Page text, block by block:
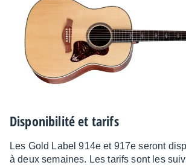
Dispo­ni­bi­lité et tarifs
Les Gold Label 914e et 917e seront
à deux semaines. Les tarifs sont les